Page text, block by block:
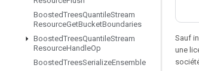
BoostedTreesQuantileStream
ResourceGetBucketBoundaries
BoostedTreesQuantileStream
ResourceHandleOp
BoostedTreesSerializeEnsemble
Sauf
une